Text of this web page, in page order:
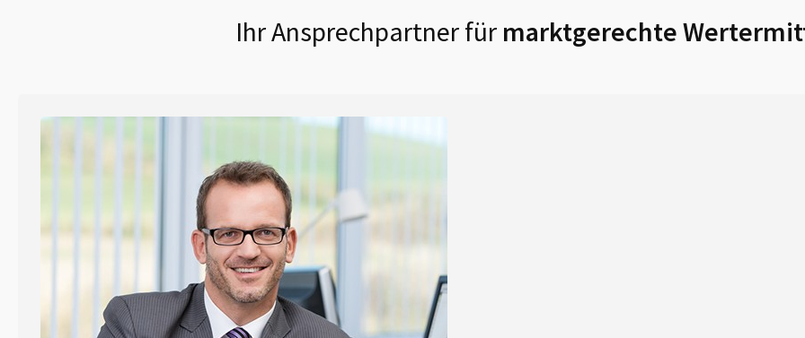
Ihr Ansprechpartner fürmarktgerechte